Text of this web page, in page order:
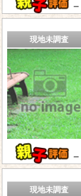
－
現地未調査
－
現地未調査